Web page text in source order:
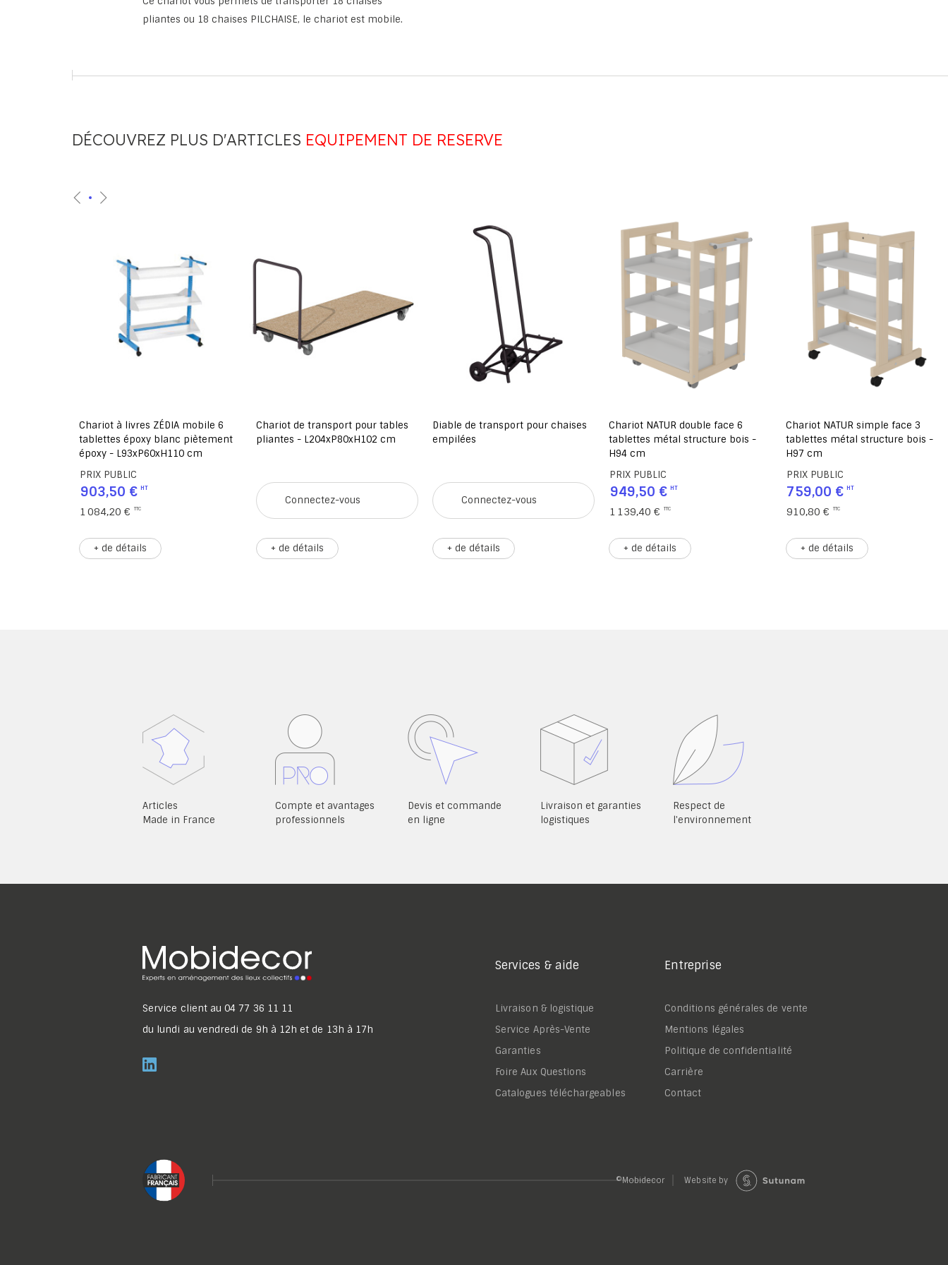
pliantes ou 18 chaises PILCHAISE, le chariot est mobile.
DÉCOUVREZ PLUS D'ARTICLES EQUIPEMENT DE RESERVE
Chariot à livres ZÉDIA mobile 6
tablettes époxy blanc piètement
époxy - L93xP60xH110 cm
PRIX PUBLIC
903,50 €
1 084,20 €
+ de détails
Chariot de transport pour tables
pliantes - L204xP80xH102 cm
Connectez-vous
+ de détails
Diable de transport pour chaises
empilées
Connectez-vous
+ de détails
Chariot NATUR double face 6
tablettes métal structure bois -
H94 cm
PRIX PUBLIC
949,50 €
1 139,40 €
+ de détails
Chariot NATUR simple face 3
tablettes métal structure bois -
H97 cm
PRIX PUBLIC
759,00 €
910,80 €
+ de détails
Articles
Made in France
Compte et avantages
professionnels
Devis et commande
en ligne
Livraison et garanties
logistiques
Respect de
l'environnement
Service client au 04 77 36 11 11
du lundi au vendredi de 9h à 12h et de 13h à 17h
Services & aide
Livraison & logistique
Service Après-Vente
Garanties
Foire Aux Questions
Catalogues téléchargeables
Entreprise
Conditions générales de vente
Mentions légales
Politique de confidentialité
Carrière
Contact
©Mobidecor Website by